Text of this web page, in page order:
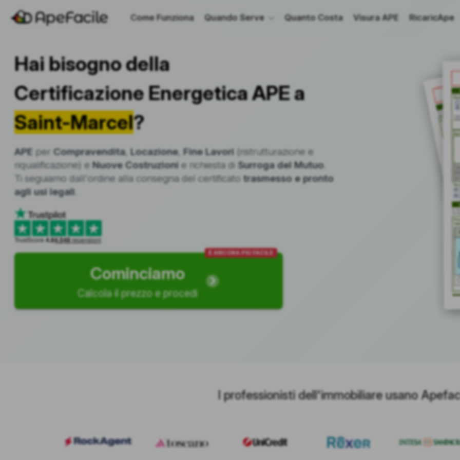
Come Funziona Quando Serve Quanto Costa Visura APE RicaricApe
Hai bisogno della
Certificazione Energetica APE a
Saint-Marcel?
APE per Compravendita, Locazione, Fine Lavori (ristrutturazione e
riqualificazione) e Nuove Costruzioni e richiesta di Surroga del Mutuo.
Ti seguiamo dall'ordine alla consegna del certificato trasmesso e pronto
agli usi legali
TrustScore4.84.548recensioni
Cominciamo
Calcola il prezzo e procedi
È ANCORA PIÙ FACILE
I professionisti dell'immobiliare usano